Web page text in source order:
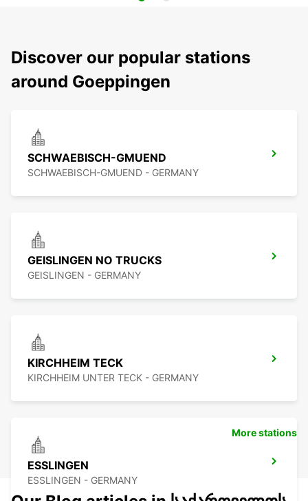
Discover our popular stations
around Goeppingen
SCHWAEBISCH-GMUEND
SCHWAEBISCH-GMUEND - GERMANY
GEISLINGEN NO TRUCKS
GEISLINGEN - GERMANY
KIRCHHEIM TECK
KIRCHHEIM UNTER TECK - GERMANY
ESSLINGEN
ESSLINGEN - GERMANY
More stations